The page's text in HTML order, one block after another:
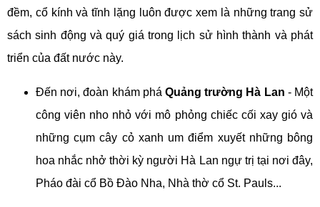
đềm, cổ kính và tĩnh lặng luôn được xem là những trang sử
sách sinh động và quý giá trong lịch sử hình thành và phát
triển của đất nước này.
Đến nơi, đoàn khám phá Quảng trường Hà Lan - Một
công viên nho nhỏ với mô phỏng chiếc cối xay gió và
những cụm cây cỏ xanh um điểm xuyết những bông
hoa nhắc nhở thời kỳ người Hà Lan ngự trị tại nơi đây,
Pháo đài cổ Bồ Đào Nha, Nhà thờ cổ St. Pauls...